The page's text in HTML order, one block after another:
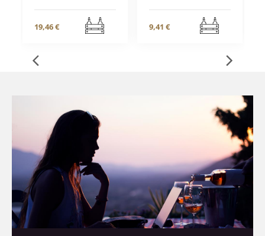
19,46 € 9,41 €